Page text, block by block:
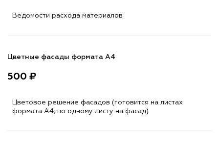
Ведомости расхода материалов
Цветные фасады формата А4
500 ₽
Цветовое решение фасадов (готовится на листах
формата A4, по одному листу на фасад)